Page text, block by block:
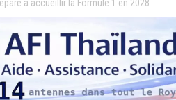
Thaïlande
à accueillir la Formule 1 en 2028